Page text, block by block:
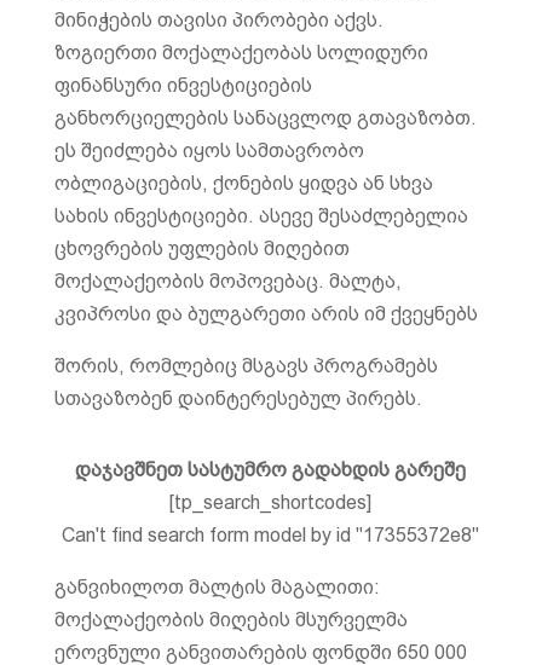
მინიჭების თავისი პირობები აქვს.
ზოგიერთი მოქალაქეობას სოლიდური
ფინანსური ინვესტიციების
განხორციელების სანაცვლოდ გთავაზობთ.
ეს შეიძლება იყოს სამთავრობო
ობლიგაციების, ქონების ყიდვა ან სხვა
სახის ინვესტიციები. ასევე შესაძლებელია
ცხოვრების უფლების მიღებით
მოქალაქეობის მოპოვებაც. მალტა,
კვიპროსი და ბულგარეთი არის იმ ქვეყნებს
შორის, რომლებიც მსგავს პროგრამებს
სთავაზობენ დაინტერესებულ პირებს.
დაჯავშნეთ სასტუმრო გადახდის გარეშე
[tp_search_shortcodes]
Can't find search form model by id "17355372e8"
განვიხილოთ მალტის მაგალითი:
მოქალაქეობის მიღების მსურველმა
ეროვნული განვითარების ფონდში 650 000